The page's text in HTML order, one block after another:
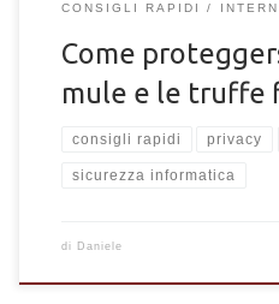
CONSIGLI RAPIDI
Come
mule e le truffe
consigli rapidi privacy
sicurezza informatica
di Daniele